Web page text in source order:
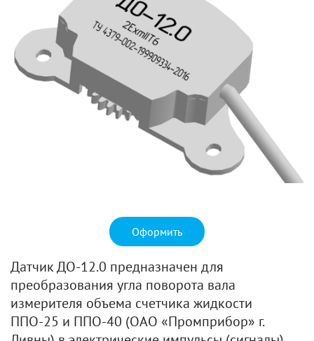
Оформить
Датчик ДО-12.0 предназначен для
преобразования угла поворота вала
измерителя объема счетчика жидкости
ППО-25 и ППО-40 (ОАО «Промприбор» г.